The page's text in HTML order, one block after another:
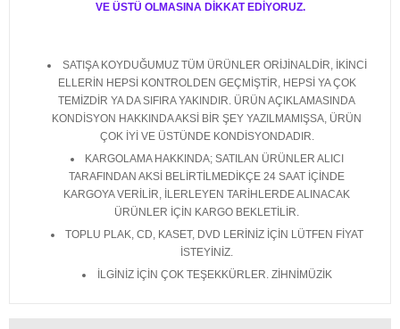
VE ÜSTÜ OLMASINA DİKKAT EDİYORUZ.
SATIŞA KOYDUĞUMUZ TÜM ÜRÜNLER ORİJİNALDİR, İKİNCİ
ELLERİN HEPSİ KONTROLDEN GEÇMİŞTİR, HEPSİ YA ÇOK
TEMİZDİR YA DA SIFIRA YAKINDIR. ÜRÜN AÇIKLAMASINDA
KONDİSYON HAKKINDA AKSİ BİR ŞEY YAZILMAMIŞSA, ÜRÜN
ÇOK İYİ VE ÜSTÜNDE KONDİSYONDADIR.
KARGOLAMA HAKKINDA; SATILAN ÜRÜNLER ALICI
TARAFINDAN AKSİ BELİRTİLMEDİKÇE 24 SAAT İÇİNDE
KARGOYA VERİLİR, İLERLEYEN TARİHLERDE ALINACAK
ÜRÜNLER İÇİN KARGO BEKLETİLİR.
TOPLU PLAK, CD, KASET, DVD LERİNİZ İÇİN LÜTFEN FİYAT
İSTEYİNİZ.
İLGİNİZ İÇİN ÇOK TEŞEKKÜRLER. ZİHNİMÜZİK